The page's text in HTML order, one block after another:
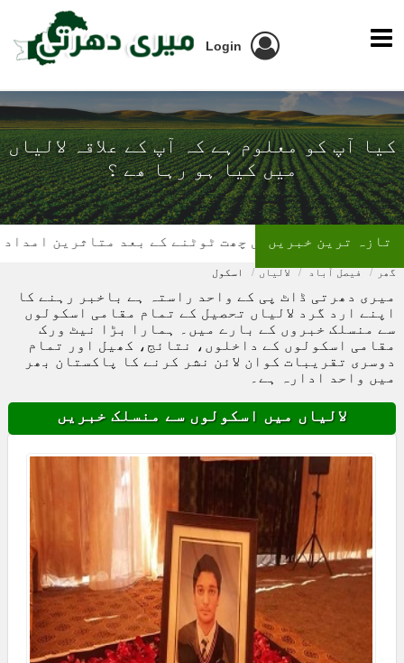
Login
کیا آپ کو معلوم ہے کہ آپ کے علاقہ لالیاں
میں کیا ہو رہا ھے ؟
گھر کی چھت ٹوٹنے کے بعد متاثرین امداد کے
تازہ ترین خبریں
گھر فیصل آباد لالیاں اسکول
میری دھرتی ڈاٹ پی کے واحد راستہ ہے باخبر رہنے کا
اپنے ارد گرد لالیاں تحصیل کے تمام مقامی اسکولوں
سے منسلک خبروں کے بارے میں۔ ہمارا بڑا نیٹ ورک
مقامی اسکولوں کے داخلوں، نتائج، کھیل اور تمام
دوسری تقریبات کوان لائن نشر کرنے کا پاکستان بھر
میں واحد ادارہ ہے۔
لالیاں میں اسکولوں سے منسلک خبریں